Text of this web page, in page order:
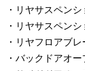
・リヤサスペン
・リヤサスペン
・リヤフロアブレ
・バックドアオ